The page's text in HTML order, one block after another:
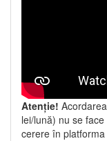
Atenție!
lei/lună) nu se
cerere în